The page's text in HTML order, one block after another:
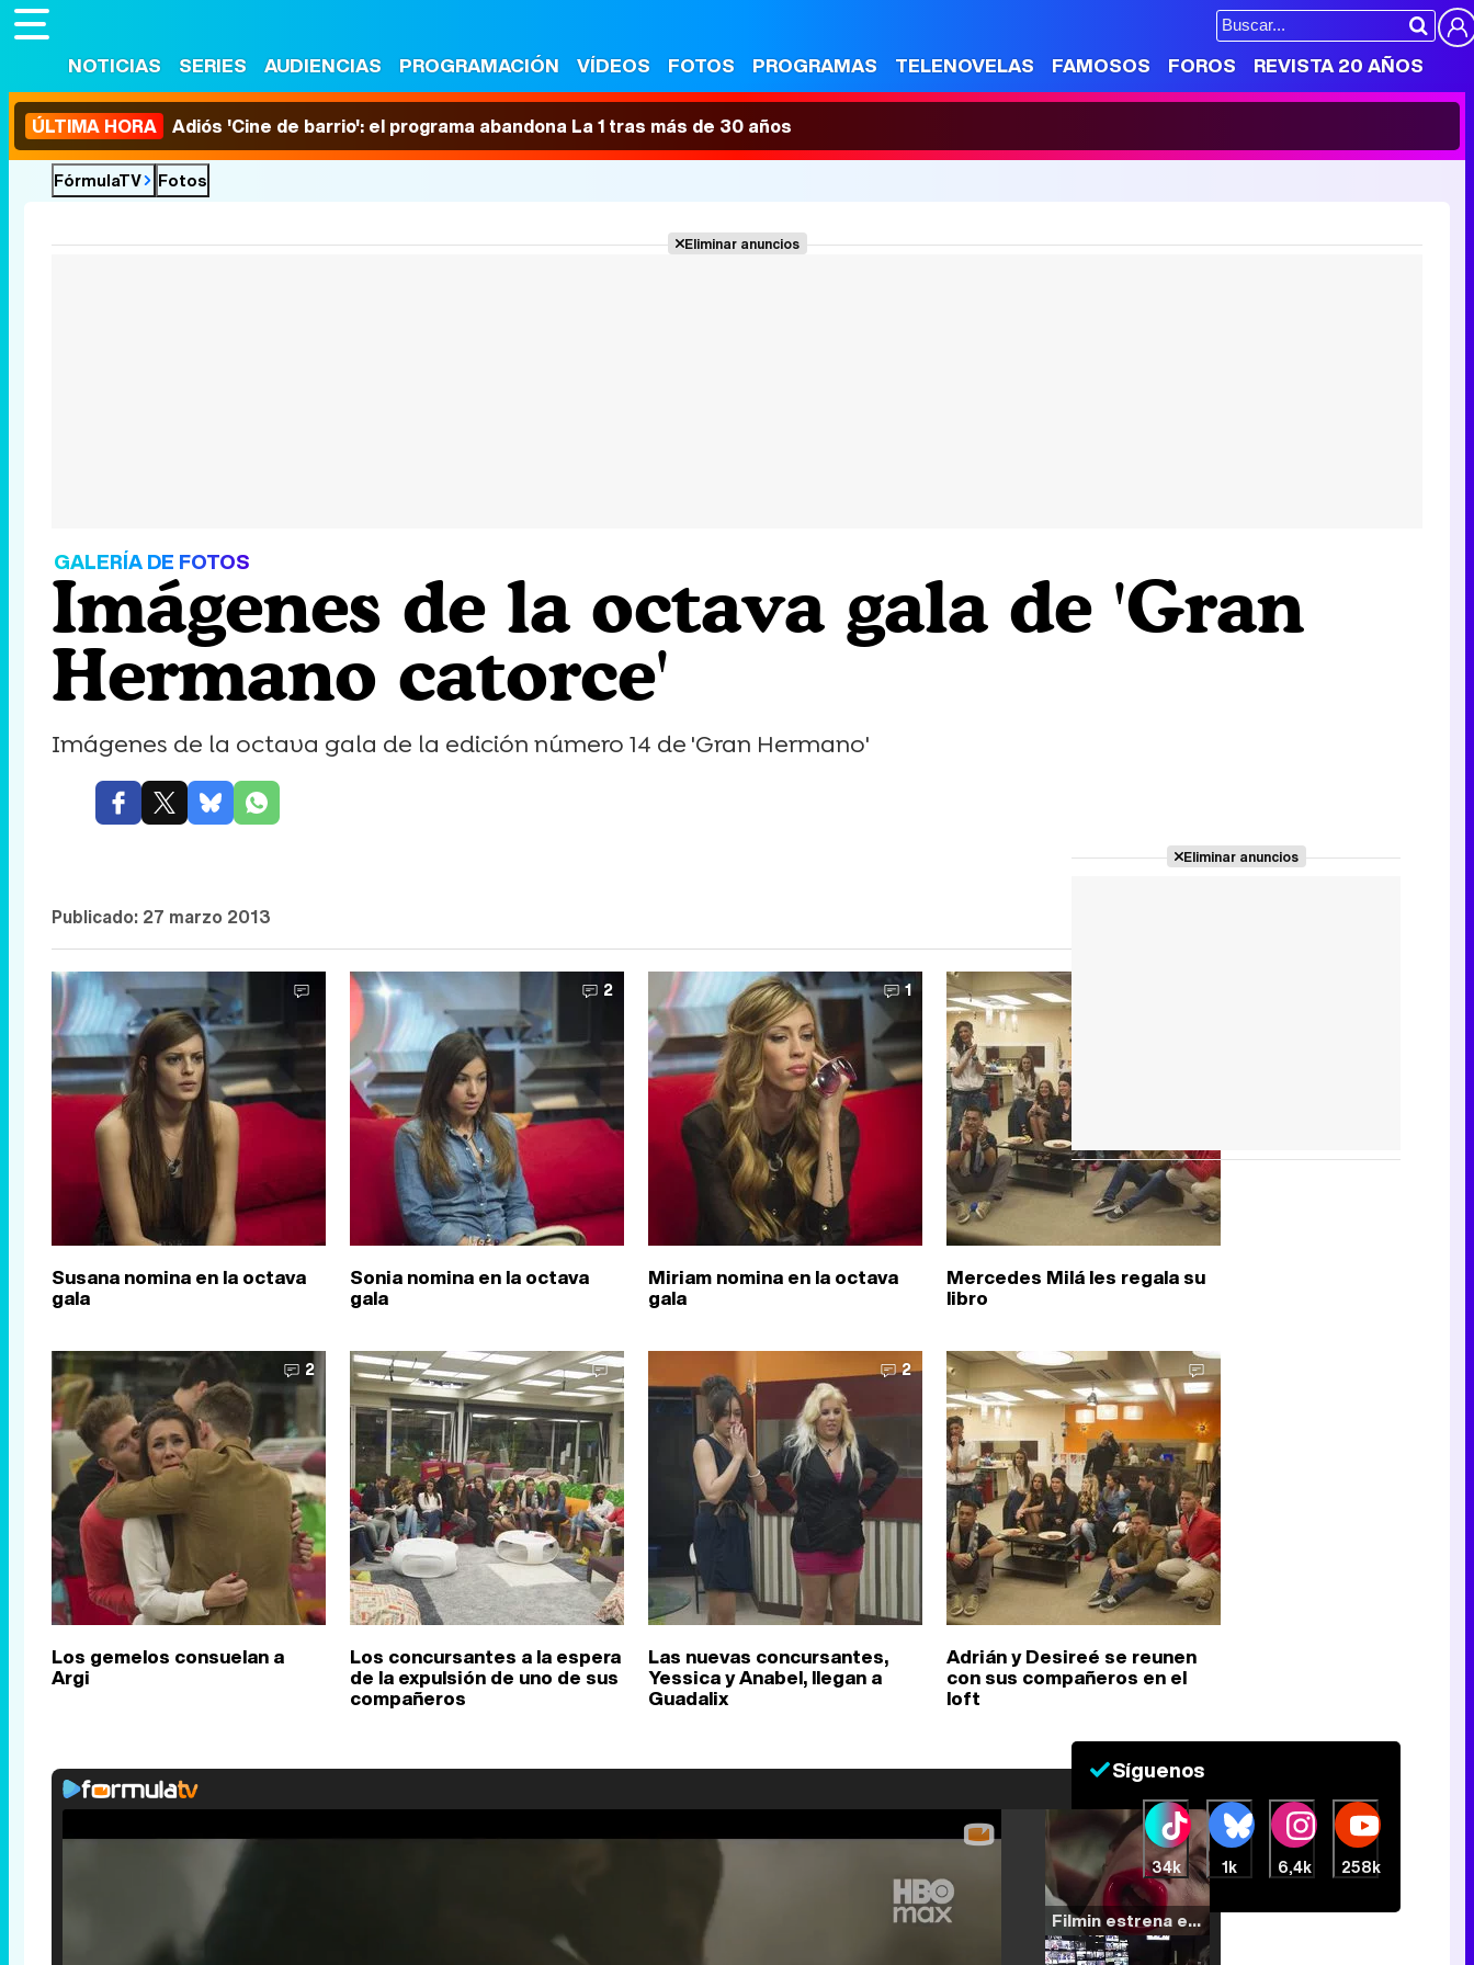
NOTICIAS SERIES AUDIENCIAS PROGRAMACIÓN VÍDEOS FOTOS PROGRAMAS TELENOVELAS FAMOSOS FOROS REVISTA 20 AÑOS
ÚLTIMA HORA Adiós 'Cine de barrio': el programa abandona La 1 tras más de 30 años
FórmulaTV Fotos
Eliminar anuncios
GALERÍA DE FOTOS
Imágenes de la octava gala de 'Gran
Hermano catorce'
Imágenes de la octava gala de la edición número 14 de 'Gran Hermano'
Publicado: 27 marzo 2013
Susana nomina en la octava
gala
2
Sonia nomina en la octava
gala
1
Miriam nomina en la octava
gala
Mercedes Milá les regala su
libro
2
Los gemelos consuelan a
Argi
Filmin estrena el tráiler de 'Millennial Mal', su nueva comedia universitaria de la mano de Lorena Iglesias
Los concursantes a la espera
de la expulsión de uno de sus
compañeros
2
Las nuevas concursantes,
Yessica y Anabel, llegan a
Guadalix
Adrián y Desireé se reunen
con sus compañeros en el
loft
Eliminar anuncios
Síguenos
34k 1k 6,4k 258k